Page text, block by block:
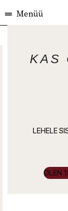
KAS
LEHELE
OLEN
Menüü